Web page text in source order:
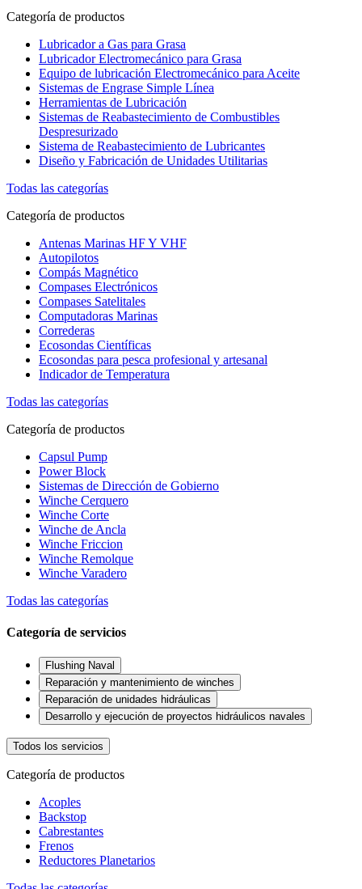
Categoría de productos
Lubricador a Gas para Grasa
Lubricador Electromecánico para Grasa
Equipo de lubricación Electromecánico para Aceite
Sistemas de Engrase Simple Línea
Herramientas de Lubricación
Sistemas de Reabastecimiento de Combustibles
Despresurizado
Sistema de Reabastecimiento de Lubricantes
Diseño y Fabricación de Unidades Utilitarias
Todas las categorías
Categoría de productos
Antenas Marinas HF Y VHF
Autopilotos
Compás Magnético
Compases Electrónicos
Compases Satelitales
Computadoras Marinas
Correderas
Ecosondas Científicas
Ecosondas para pesca profesional y artesanal
Indicador de Temperatura
Todas las categorías
Categoría de productos
Capsul Pump
Power Block
Sistemas de Dirección de Gobierno
Winche Cerquero
Winche Corte
Winche de Ancla
Winche Friccion
Winche Remolque
Winche Varadero
Todas las categorías
Categoría de servicios
Flushing Naval
Reparación y mantenimiento de winches
Reparación de unidades hidráulicas
Desarrollo y ejecución de proyectos hidráulicos navales
Todos los servicios
Categoría de productos
Acoples
Backstop
Cabrestantes
Frenos
Reductores Planetarios